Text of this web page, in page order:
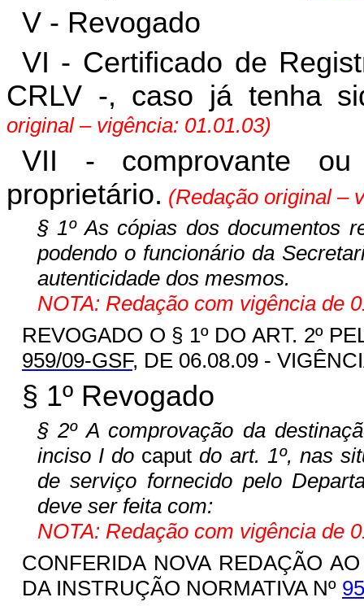
V - Revogado
VI - Certificado de
CRLV -, caso já tenha
original – vigência: 01.01.03)
VII - comprovante
proprietário. (Redação original –
§ 1º As cópias dos documentos
podendo o funcionário da
autenticidade dos mesmos.
NOTA: Redação com vigência de
REVOGADO O § 1º DO ART. 2º
959/09-GSF, DE 06.08.09 -
§ 1º Revogado
§ 2º A comprovação da
inciso I do caput do art. 1º, nas
de serviço fornecido pelo
deve ser feita com:
NOTA: Redação com vigência de
CONFERIDA NOVA REDAÇÃO
DA INSTRUÇÃO NORMATIVA Nº